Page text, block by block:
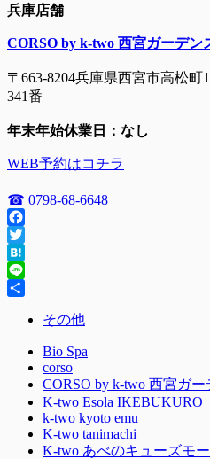
兵庫店舗
CORSO by k-two 西宮ガーデン
〒663-8204兵庫県西宮市高松
341番
年末年始休業日：なし
WEB予約はコチラ
☎ 0798-68-6648
Facebook
Twitter
Hatena
Line
その他
Bio Spa
corso
CORSO by k-two 西宮ガー
K-two Esola IKEBUKURO
k-two kyoto emu
K-two tanimachi
K-two あべのキューズモ